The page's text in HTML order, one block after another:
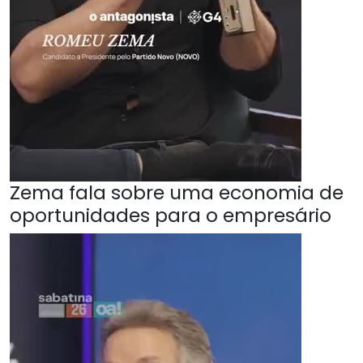
Zema fala sobre uma economia de
oportunidades para o empresário